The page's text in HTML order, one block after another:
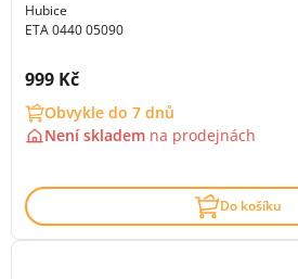
Hubice
ETA 0440 05090
Cena s DPH:
999 Kč
Obvykle do 7 dnů
Není skladem na prodejnách
Do košíku